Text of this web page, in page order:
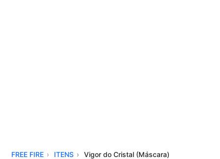
FREE FIRE ITENS Vigor do Cristal (Máscara)